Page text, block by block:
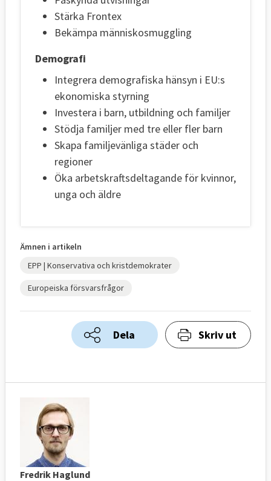
Stärka Frontex
Bekämpa människosmuggling
Demografi
Integrera demografiska hänsyn i EU:s
ekonomiska styrning
Investera i barn, utbildning och familjer
Stödja familjer med tre eller fler barn
Skapa familjevänliga städer och
regioner
Öka arbetskraftsdeltagande för kvinnor,
unga och äldre
Ämnen i artikeln
EPP | Konservativa och kristdemokrater
Europeiska försvarsfrågor
Dela Skriv ut
Fredrik Haglund